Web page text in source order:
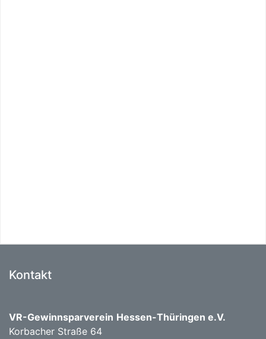
Kontakt
VR-Gewinnsparverein Hessen-Thüringen e.V.
Korbacher Straße 64